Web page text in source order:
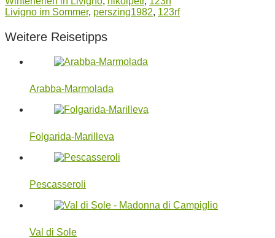
Livigno im Sommer, perszing1982, 123rf
Weitere Reisetipps
Arabba-Marmolada
Folgarida-Marilleva
Pescasseroli
Val di Sole